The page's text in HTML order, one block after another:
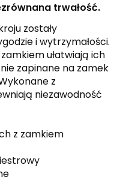
trwałość.
zostały
i wytrzymałości.
ułatwiają ich
zapinane na zamek
z
niezawodność
z zamkiem